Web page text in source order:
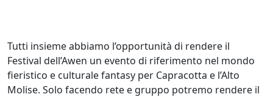
Tutti insieme abbiamo l’opportunità di rendere il
Festival dell’Awen un evento di riferimento nel mondo
fieristico e culturale fantasy per Capracotta e l’Alto
Molise. Solo facendo rete e gruppo potremo rendere il